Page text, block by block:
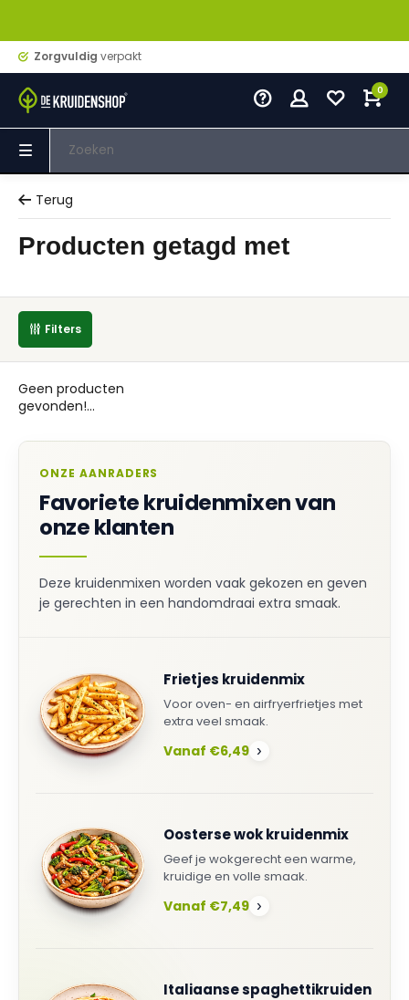
Zorgvuldig verpakt
0
Terug
Producten getagd met
Filters
Geen producten
gevonden!...
ONZE AANRADERS
Favoriete kruidenmixen van
onze klanten
Deze kruidenmixen worden vaak gekozen en geven
je gerechten in een handomdraai extra smaak.
Frietjes kruidenmix
Voor oven- en airfryerfrietjes met
extra veel smaak.
Vanaf €6,49 ›
Oosterse wok kruidenmix
Geef je wokgerecht een warme,
kruidige en volle smaak.
Vanaf €7,49 ›
Italiaanse spaghettikruiden